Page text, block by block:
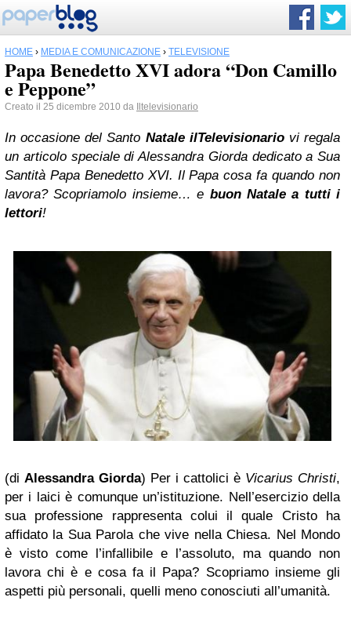
HOME › MEDIA E COMUNICAZIONE › TELEVISIONE
Papa Benedetto XVI adora “Don Camillo
e Peppone”
Creato il 25 dicembre 2010 da Iltelevisionario
In occasione del Santo Natale ilTelevisionariovi regala
un articolo specialedi Alessandra Giorda dedicato a Sua
Santità Papa Benedetto XVI. Il Papa cosa fa quando non
lavora? Scopriamolo insieme… e buon Natale a tutti i
lettori!
(di Alessandra Giorda) Per i cattolici è Vicarius Christi,
per i laici è comunque un’istituzione. Nell’esercizio della
sua professione rappresenta colui il quale Cristo ha
affidato la Sua Parola che vive nella Chiesa. Nel Mondo
è visto come l’infallibile e l’assoluto, ma quando non
lavora chi è e cosa fa il Papa? Scopriamo insieme gli
aspetti più personali, quelli meno conosciuti all’umanità.